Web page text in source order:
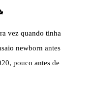
vez quando tinha
newborn antes
pouco antes de